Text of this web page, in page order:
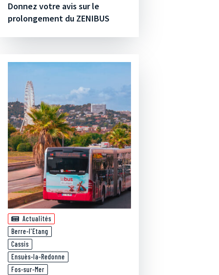
Donnez votre avis sur le
prolongement du ZENIBUS
Actualités
Berre-l'Etang
Cassis
Ensuès-la-Redonne
Fos-sur-Mer